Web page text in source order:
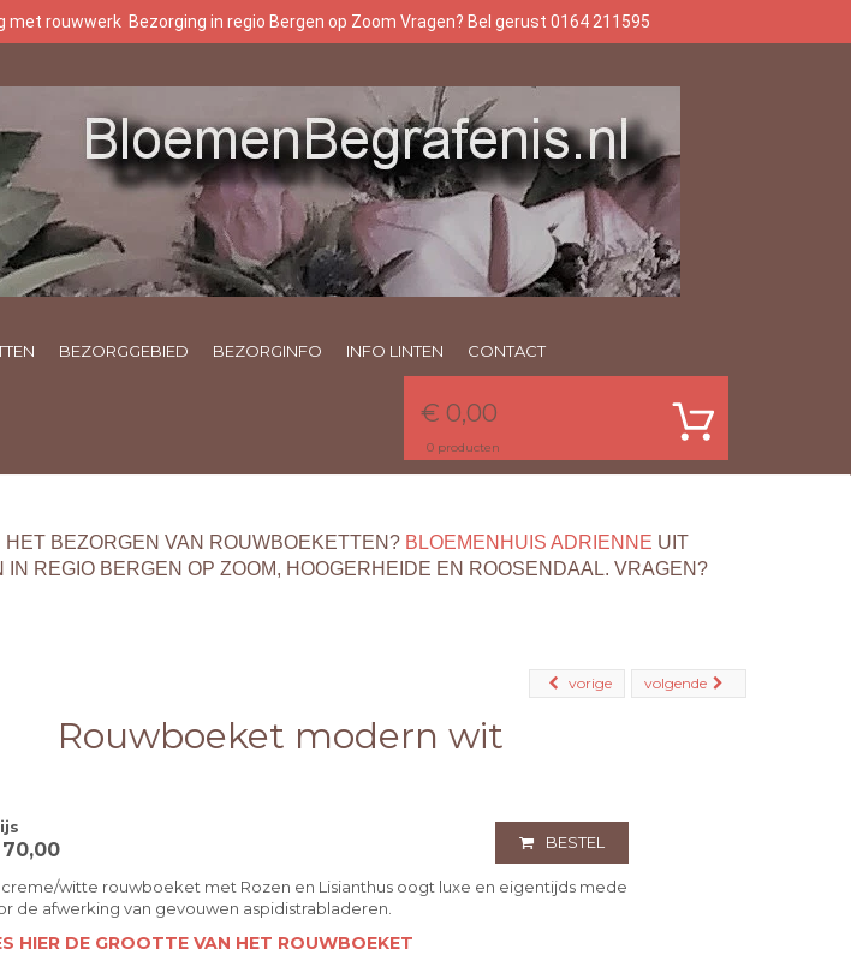
met rouwwerk Bezorging in regio Bergen op Zoom Vragen? Bel gerust 0164 211595
BEZORGGEBIED BEZORGINFO INFO LINTEN CONTACT
€ 0,00
0 producten
BEZORGEN VAN ROUWBOEKETTEN? BLOEMENHUIS ADRIENNE UIT
REGIO BERGEN OP ZOOM, HOOGERHEIDE EN ROOSENDAAL. VRAGEN?
volgende
vorige
Rouwboeket modern wit
BESTEL
witte rouwboeket met Rozen en Lisianthus oogt luxe en eigentijds mede
de afwerking van gevouwen aspidistrabladeren.
HIER DE GROOTTE VAN HET ROUWBOEKET